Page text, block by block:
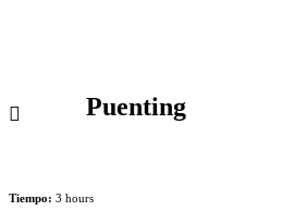
Puenting
Tiempo: 3 hours